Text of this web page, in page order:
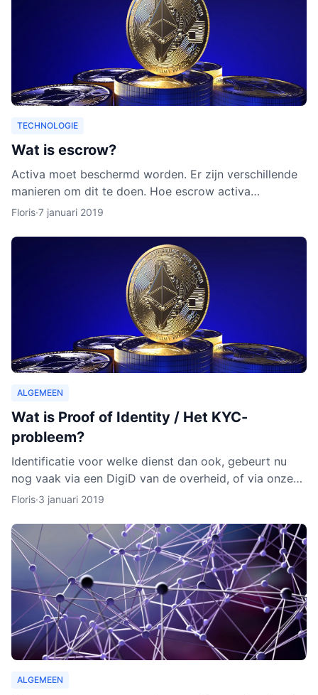
TECHNOLOGIE
Wat is escrow?
Activa moet beschermd worden. Er zijn verschillende
manieren om dit te doen. Hoe escrow activa
beschermt, leggen we uit in dit artikel. Ook leggen we
Floris·7 januari 2019
ALGEMEEN
Wat is Proof of Identity / Het KYC-
probleem?
Identificatie voor welke dienst dan ook, gebeurt nu
nog vaak via een DigiD van de overheid, of via onze
identiteitskaart. In sommige gevallen moeten we zelfs
Floris·3 januari 2019
ALGEMEEN